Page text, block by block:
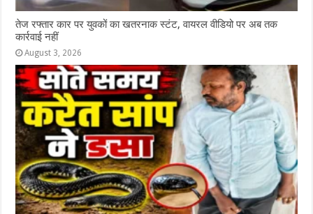
तेज रफ्तार कार पर युवकों का खतरनाक स्टंट, वायरल वीडियो पर अब तक
कार्रवाई नहीं
August 3, 2026